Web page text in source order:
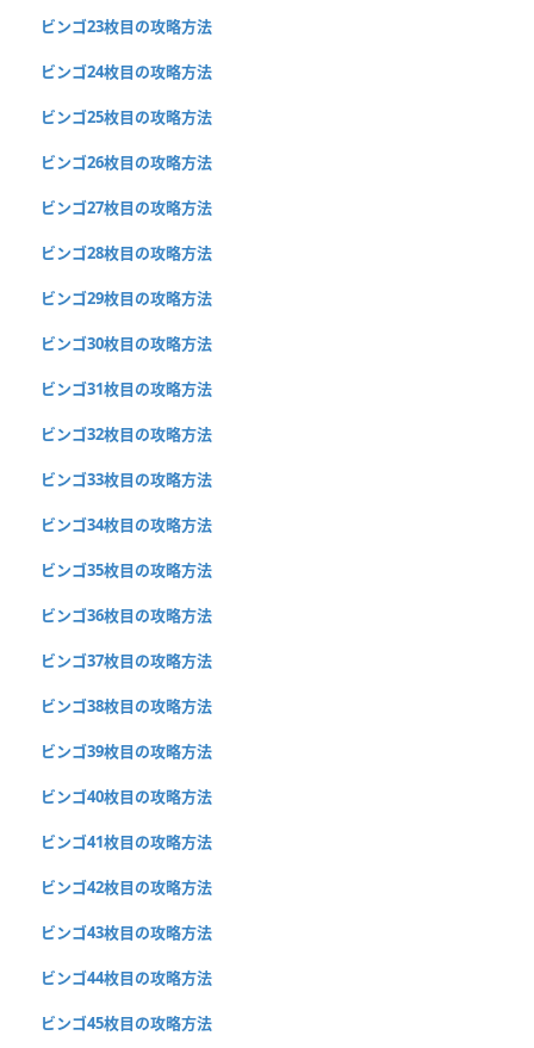
ビンゴ23枚目の攻略方法
ビンゴ24枚目の攻略方法
ビンゴ25枚目の攻略方法
ビンゴ26枚目の攻略方法
ビンゴ27枚目の攻略方法
ビンゴ28枚目の攻略方法
ビンゴ29枚目の攻略方法
ビンゴ30枚目の攻略方法
ビンゴ31枚目の攻略方法
ビンゴ32枚目の攻略方法
ビンゴ33枚目の攻略方法
ビンゴ34枚目の攻略方法
ビンゴ35枚目の攻略方法
ビンゴ36枚目の攻略方法
ビンゴ37枚目の攻略方法
ビンゴ38枚目の攻略方法
ビンゴ39枚目の攻略方法
ビンゴ40枚目の攻略方法
ビンゴ41枚目の攻略方法
ビンゴ42枚目の攻略方法
ビンゴ43枚目の攻略方法
ビンゴ44枚目の攻略方法
ビンゴ45枚目の攻略方法